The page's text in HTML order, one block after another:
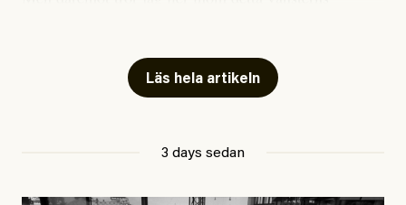
journalistik som vänder sig till många snarare än att
jaga inbördes beundran. Det har i alla fall fungerat för
McGowan riktar sin kritik mot.
Läs hela artikeln
3 days sedan